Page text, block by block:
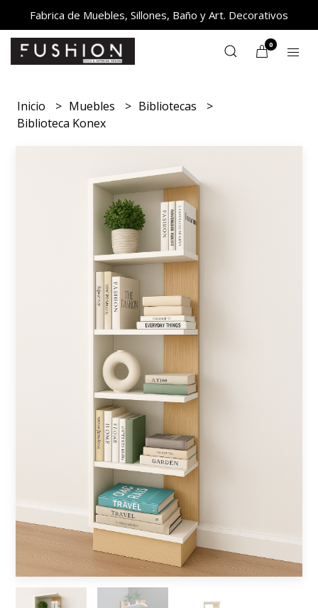
Fabrica de Muebles, Sillones, Baño y Art. Decorativos
0
Inicio Muebles
Bibliotecas
Biblioteca Konex